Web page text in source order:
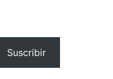
Suscribir